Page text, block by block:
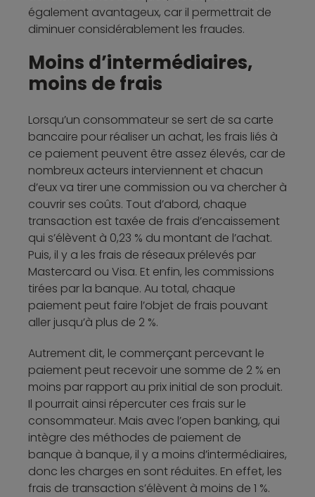
également avantageux, car il permettrait de
diminuer considérablement les fraudes.
Moins d’intermédiaires,
moins de frais
Lorsqu’un consommateur se sert de sa carte
bancaire pour réaliser un achat, les frais liés à
ce paiement peuvent être assez élevés, car de
nombreux acteurs interviennent et chacun
d’eux va tirer une commission ou va chercher à
couvrir ses coûts. Tout d’abord, chaque
transaction est taxée de frais d’encaissement
qui s’élèvent à 0,23 % du montant de l’achat.
Puis, il y a les frais de réseaux prélevés par
Mastercard ou Visa. Et enfin, les commissions
tirées par la banque. Au total, chaque
paiement peut faire l’objet de frais pouvant
aller jusqu’à plus de 2 %.
Autrement dit, le commerçant percevant le
paiement peut recevoir une somme de 2 % en
moins par rapport au prix initial de son produit.
Il pourrait ainsi répercuter ces frais sur le
consommateur. Mais avec l’open banking, qui
intègre des méthodes de paiement de
banque à banque, il y a moins d’intermédiaires,
donc les charges en sont réduites. En effet, les
frais de transaction s’élèvent à moins de 1 %.